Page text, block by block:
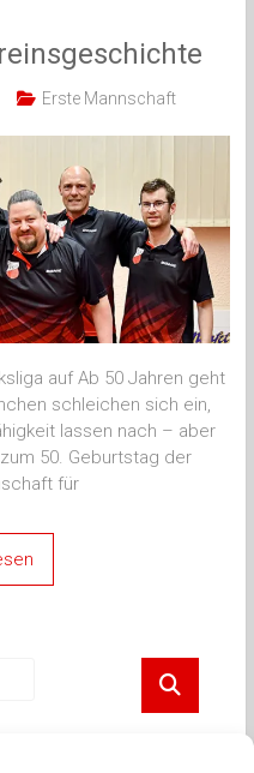
Erste Mannschaft
auf Ab 50 Jahren geht
schleichen sich ein,
lassen nach – aber
50. Geburtstag der
für